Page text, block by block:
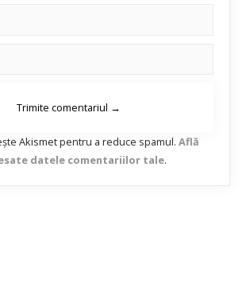
Akismet pentru a reduce spamul. Află
datele comentariilor tale.